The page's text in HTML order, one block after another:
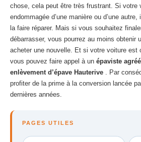
chose, cela peut être très frustrant. Si votre
endommagée d’une manière ou d’une
la faire réparer. Mais si vous souhaitez
débarrasser, vous pourrez au moins obtenir
acheter une nouvelle. Et si votre voiture est
vous pouvez faire appel à un épaviste
enlèvement d’épave Hauterive . Par
profiter de la prime à la conversion lancée
dernières années.
PAGES UTILES